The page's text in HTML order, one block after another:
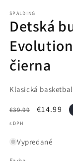
1
v
modálnom
SPALDING
Detská
čierna
Klasická
Normálna
cena
€39.99
Cena
€14.99
s DPH
Vypredané